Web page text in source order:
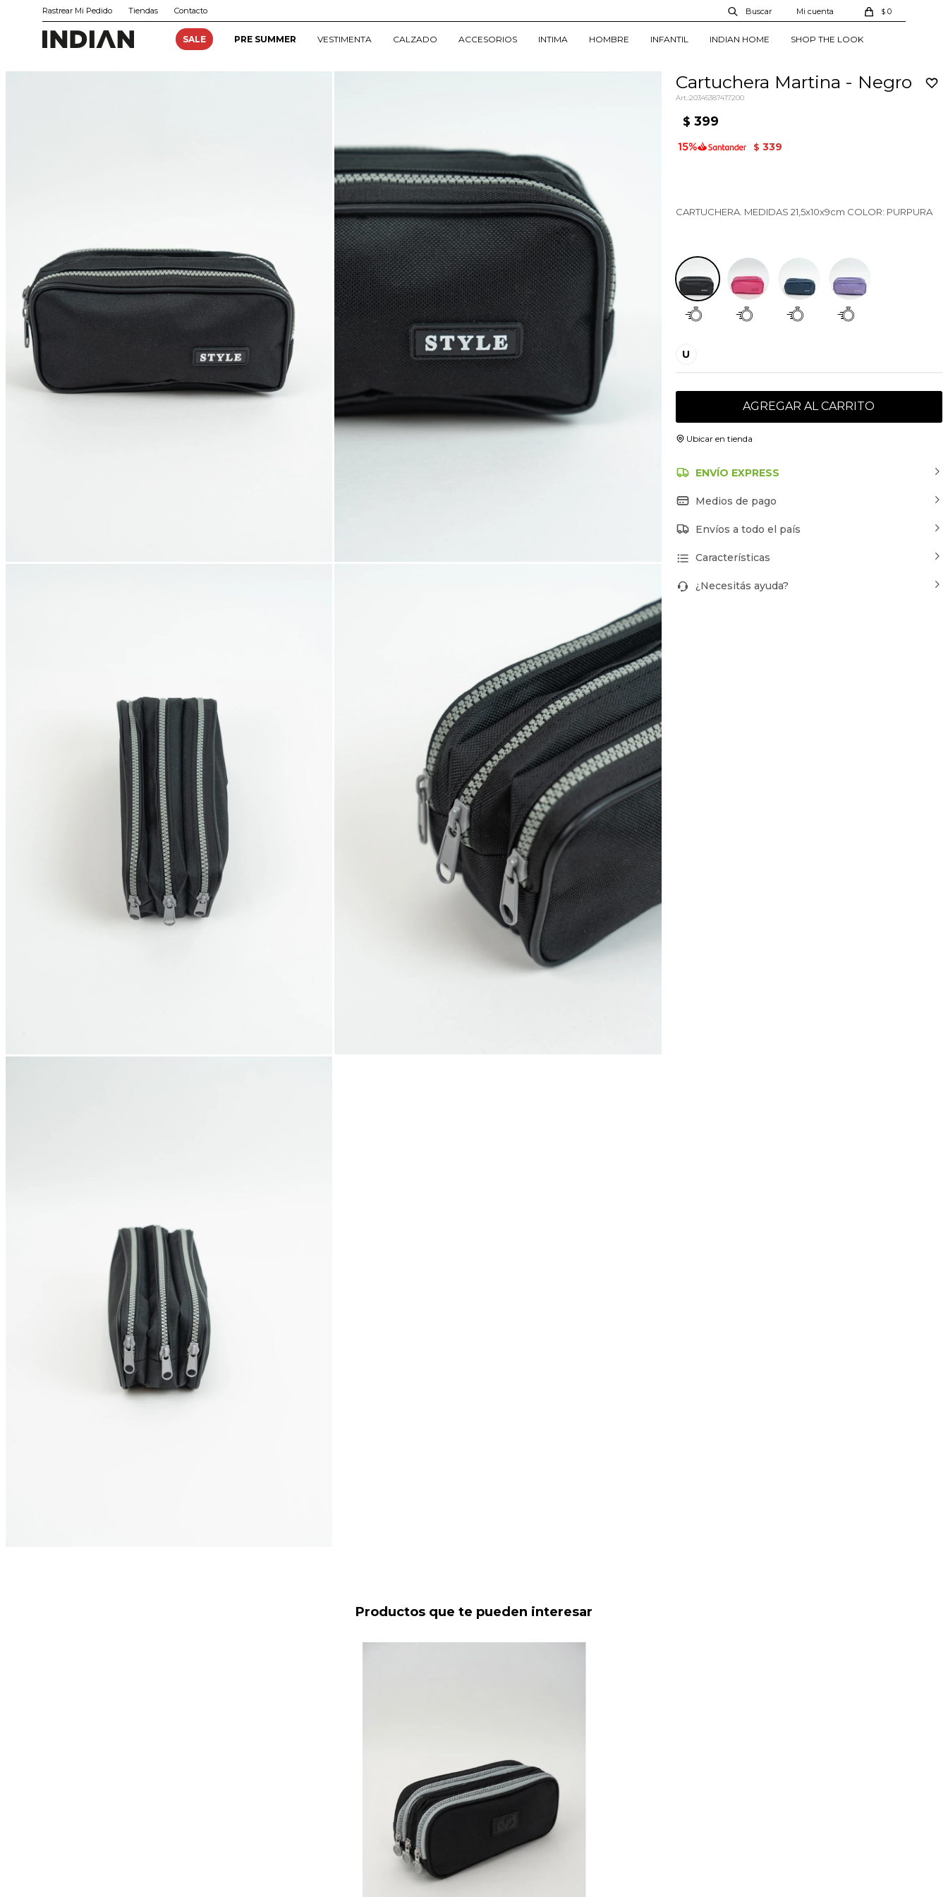
SALE PRE SUMMER VESTIMENTA CALZADO ACCESORIOS INTIMA HOMBRE INFANTIL INDIAN HOME SHOP THE LOOK
$ 0
Rastrear Mi Pedido Tiendas Contacto
Cartuchera Martina - Negro
20345387417200
$ 399
$ 339
CARTUCHERA. MEDIDAS 21,5x10x9cm COLOR: PURPURA
U
AGREGAR AL CARRITO
Ubicar en tienda
ENVÍO EXPRESS
Medios de pago
Envíos a todo el país
Características
¿Necesitás ayuda?
Productos que te pueden interesar